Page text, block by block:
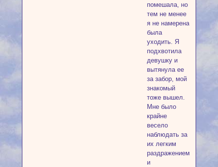
помешала, но
тем не менее
я не намерена
была
уходить. Я
подхвотила
девушку и
вытянула ее
за забор, мой
знакомый
тоже вышел.
Мне было
крайне
весело
наблюдать за
их легким
раздражением
и